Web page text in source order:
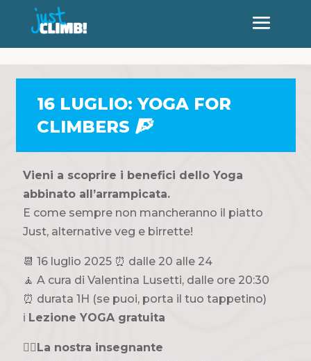
16 LUGLIO: YOGA FOR
CLIMBERS 🧗
Vieni a scoprire i benefici dello Yoga
abbinato all’arrampicata.
E come sempre non mancheranno il piatto
Just, alternative veg e birrette!
📆 16 luglio 2025 ⏰ dalle 20 alle 24
🧘 A cura di Valentina Lusetti, dalle ore 20:30
⏰ durata 1H (se puoi, porta il tuo tappetino)
ℹ️ Lezione YOGA gratuita
🤸‍♀️La nostra insegnante